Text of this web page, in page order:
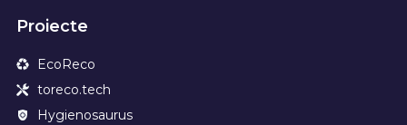
Proiecte
EcoReco
toreco.tech
Hygienosaurus